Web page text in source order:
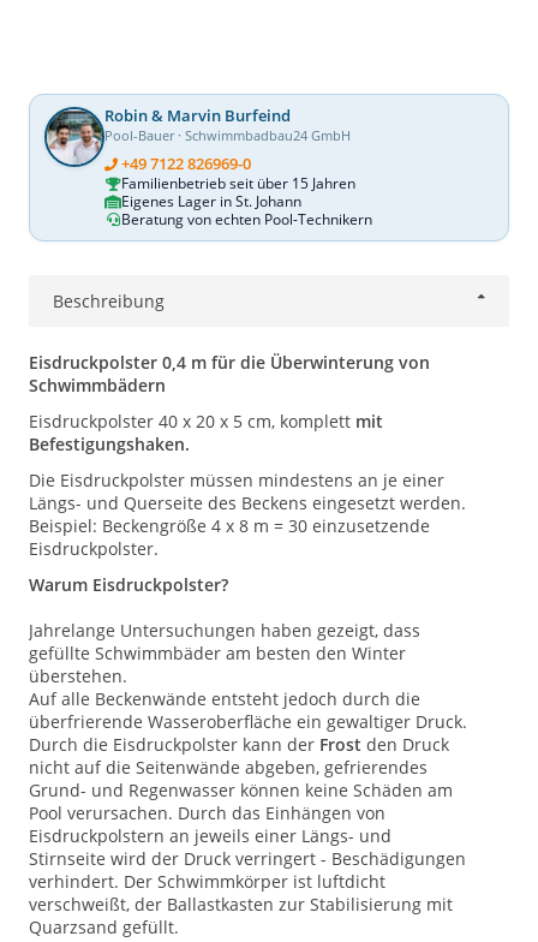
Robin & Marvin Burfeind
Pool-Bauer · Schwimmbadbau24 GmbH
+49 7122 826969-0
Familienbetrieb seit über 15 Jahren
Eigenes Lager in St. Johann
Beratung von echten Pool-Technikern
Beschreibung
Eisdruckpolster 0,4 m für die Überwinterung von
Schwimmbädern
Eisdruckpolster 40 x 20 x 5 cm, komplett mit
Befestigungshaken.
Die Eisdruckpolster müssen mindestens an je einer
Längs- und Querseite des Beckens eingesetzt werden.
Beispiel: Beckengröße 4 x 8 m = 30 einzusetzende
Eisdruckpolster.
Warum Eisdruckpolster?
Jahrelange Untersuchungen haben gezeigt, dass
gefüllte Schwimmbäder am besten den Winter
überstehen.
Auf alle Beckenwände entsteht jedoch durch die
überfrierende Wasseroberfläche ein gewaltiger Druck.
Durch die Eisdruckpolster kann der Frost den Druck
nicht auf die Seitenwände abgeben, gefrierendes
Grund- und Regenwasser können keine Schäden am
Pool verursachen. Durch das Einhängen von
Eisdruckpolstern an jeweils einer Längs- und
Stirnseite wird der Druck verringert - Beschädigungen
verhindert. Der Schwimmkörper ist luftdicht
verschweißt, der Ballastkasten zur Stabilisierung mit
Quarzsand gefüllt.